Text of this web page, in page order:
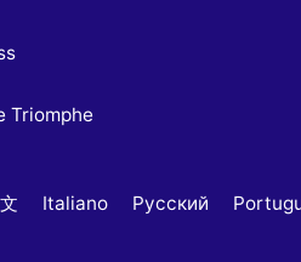
Triomphe
Italiano Русский